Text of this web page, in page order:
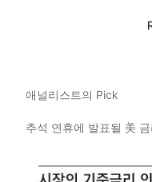
애널리스트의 Pick
추석 연휴에 발표될 美